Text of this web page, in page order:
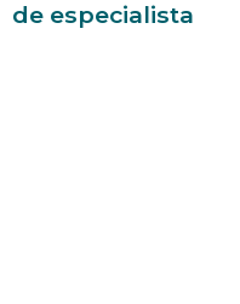
de especialista